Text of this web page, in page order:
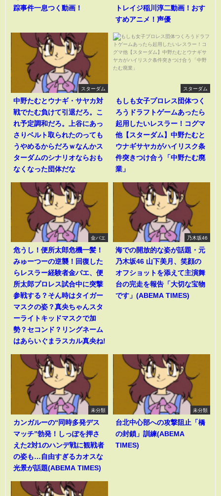
踪事件一息つく動画！
トレイジ稲川淳二動画！おす
すめアニメ！声優
スターダム
中野たむとウナギ・サヤカ対
戦でたむ負けて引退だろ。こ
れ予定調和だろ。上谷にあっ
さりベルト取られたのっても
うやめるからだろｗなんかス
ターダムのシナリオならおも
なくなった団体だな
スターダム
もしも女子プロレス団体つく
ろうドラフトゲームあったら
起用したいレスラー！コグマ
他【スターダム】中野たむと
ウナギサヤカがハイリスク条
件突きつけ合う「中野たむ廃
業」
金バエ
危うし！便所太郎危機一髪！
みゅーつーの逆襲！回復した
らレスラー経験者金バエ、便
所太郎プロレス試合中に突撃
参戦する？そん時はタイガー
マスクの姿？真央ちゃんスタ
ーライトキッドマスクで加
勢？セコンド？リングネーム
はあらいぐまラスカル真央ね!
乃木坂46
海での開放的な姿が話題・元
乃木坂46 山下美月、笑顔の
オフショットを添えて主演舞
台の完走を報告「大切な宝物
です」(ABEMA TIMES)
未分類
カンガルーの“同時多発デス
マッチ”勃発！しっぽを押さ
えた2対1のハンデ戦に観戦者
の姿も…自由すぎるカオスな
光景が話題(ABEMA TIMES)
未分類
台北中心部への攻撃阻止「橋
の封鎖」訓練(ABEMA
TIMES)